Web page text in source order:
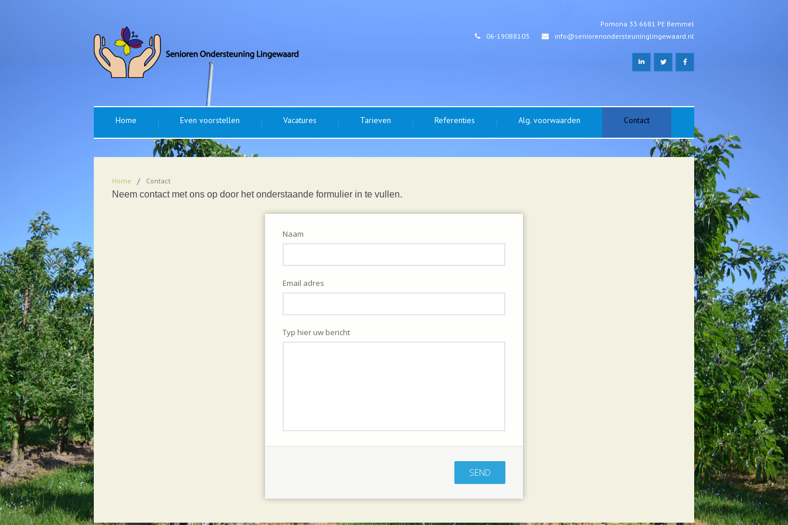
Pomona 33 6681 PE Bemmel
06-19088103
info@seniorenondersteuninglingewaard.nl
Home Even voorstellen Vacatures Tarieven Referenties Alg. voorwaarden Contact
Home / Contact
Neem contact met ons op door het onderstaande formulier in te vullen.
Naam
Email adres
Typ hier uw bericht
SEND